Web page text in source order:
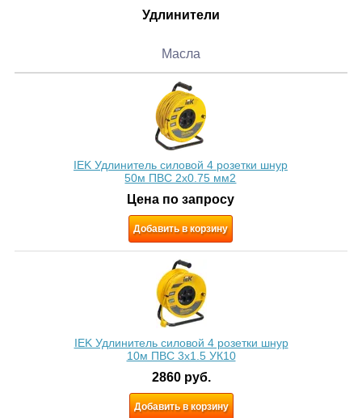
Удлинители
Масла
IEK Удлинитель силовой 4 розетки шнур
50м ПВС 2х0.75 мм2
Цена по запросу
Добавить в корзину
IEK Удлинитель силовой 4 розетки шнур
10м ПВС 3x1.5 УК10
2860 руб.
Добавить в корзину